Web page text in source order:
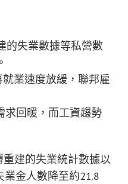
的失業數據等私營數
業速度放緩，聯邦雇
求回暖，而工資趨勢
建的失業統計數據以
金人數降至約21.8